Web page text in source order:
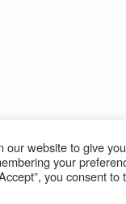
our website to give
your
you consent